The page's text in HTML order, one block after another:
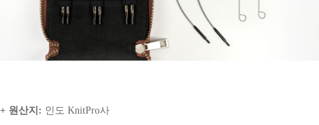
+ 원산지: 인도 KnitPro사